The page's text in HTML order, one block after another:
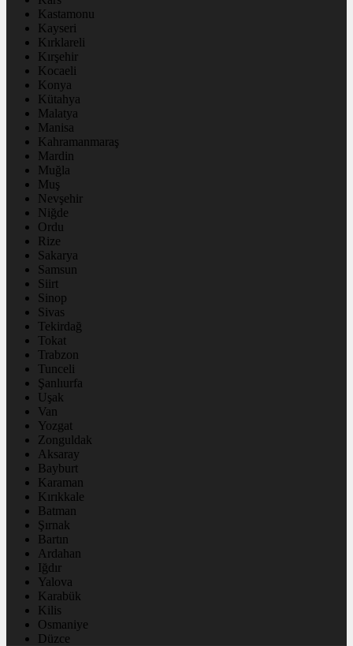
Kastamonu
Kayseri
Kırklareli
Kırşehir
Kocaeli
Konya
Kütahya
Malatya
Manisa
Kahramanmaraş
Mardin
Muğla
Muş
Nevşehir
Niğde
Ordu
Rize
Sakarya
Samsun
Siirt
Sinop
Sivas
Tekirdağ
Tokat
Trabzon
Tunceli
Şanlıurfa
Uşak
Van
Yozgat
Zonguldak
Aksaray
Bayburt
Karaman
Kırıkkale
Batman
Şırnak
Bartın
Ardahan
Iğdır
Yalova
Karabük
Kilis
Osmaniye
Düzce